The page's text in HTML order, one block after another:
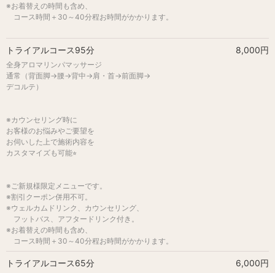
※お着替えの時間も含め、
コース時間＋30～40分程お時間がかかります。
トライアルコース95分 8,000円
全身アロマリンパマッサージ
通常（背面脚→腰→背中→肩・首→前面脚→
デコルテ）
※カウンセリング時に
お客様のお悩みやご要望を
お伺いした上で施術内容を
カスタマイズも可能⭐︎
※ご新規様限定メニューです。
※割引クーポン併用不可。
※ウェルカムドリンク、カウンセリング、
フットバス、アフタードリンク付き。
※お着替えの時間も含め、
コース時間＋30～40分程お時間がかかります。
トライアルコース65分 6,000円